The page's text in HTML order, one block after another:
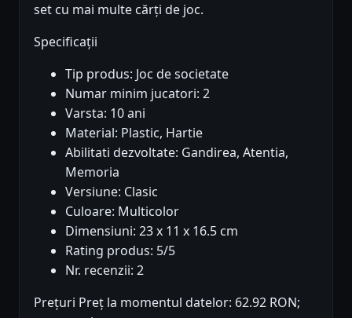
set cu mai multe cărți de joc.
Specificații
Tip produs: Joc de societate
Numar minim jucatori: 2
Varsta: 10 ani
Material: Plastic, Hartie
Abilitati dezvoltate: Gandirea, Atentia,
Memoria
Versiune: Clasic
Culoare: Multicolor
Dimensiuni: 23 x 11 x 16.5 cm
Rating produs: 5/5
Nr. recenzii: 2
Prețuri Preț la momentul datelor: 62.92 RON;